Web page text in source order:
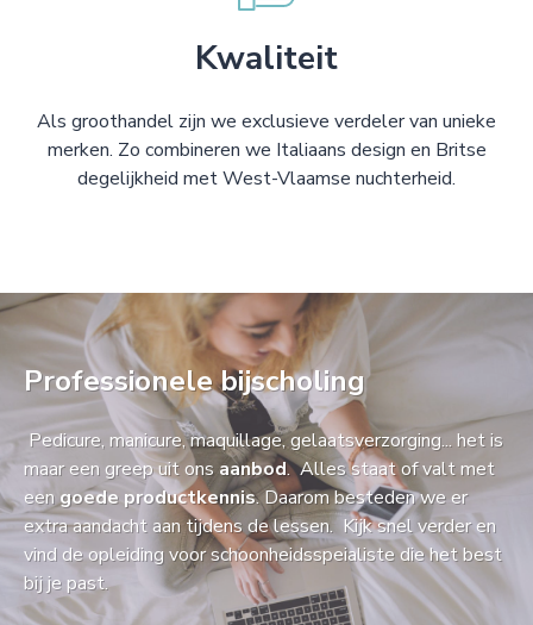
Kwaliteit
Als groothandel zijn we exclusieve verdeler van unieke
merken. Zo combineren we Italiaans design en Britse
degelijkheid met West-Vlaamse nuchterheid.
Professionele bijscholing
Pedicure, manicure, maquillage, gelaatsverzorging... het is
maar een greep uit ons aanbod. Alles staat of valt met
eengoede productkennis. Daarom besteden we er
extra aandacht aan tijdens de lessen. Kijk snel verder en
vind de opleiding voor schoonheidsspeialiste die het best
bij je past.